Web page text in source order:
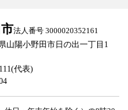
法人番号 3000020352161
山陽小野田市日の出一丁目1
代表)